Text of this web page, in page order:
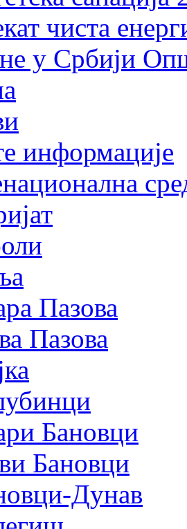
чиста
у Србији
информације
Пазова
Пазова
Бановци
Бановци
Дунав